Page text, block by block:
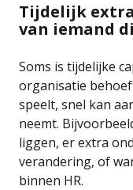
Tijdelijk
van iemand
Soms is tijdelijke
organisatie
speelt, snel kan
neemt.
liggen, er extra
verandering, of
binnen HR.